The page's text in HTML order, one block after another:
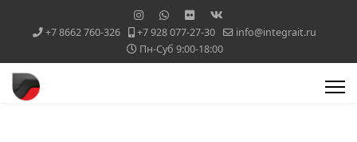
+7 8662 760-326 +7 928 077-27-30
info@integrait.ru
Пн-Суб 9:00-18:00